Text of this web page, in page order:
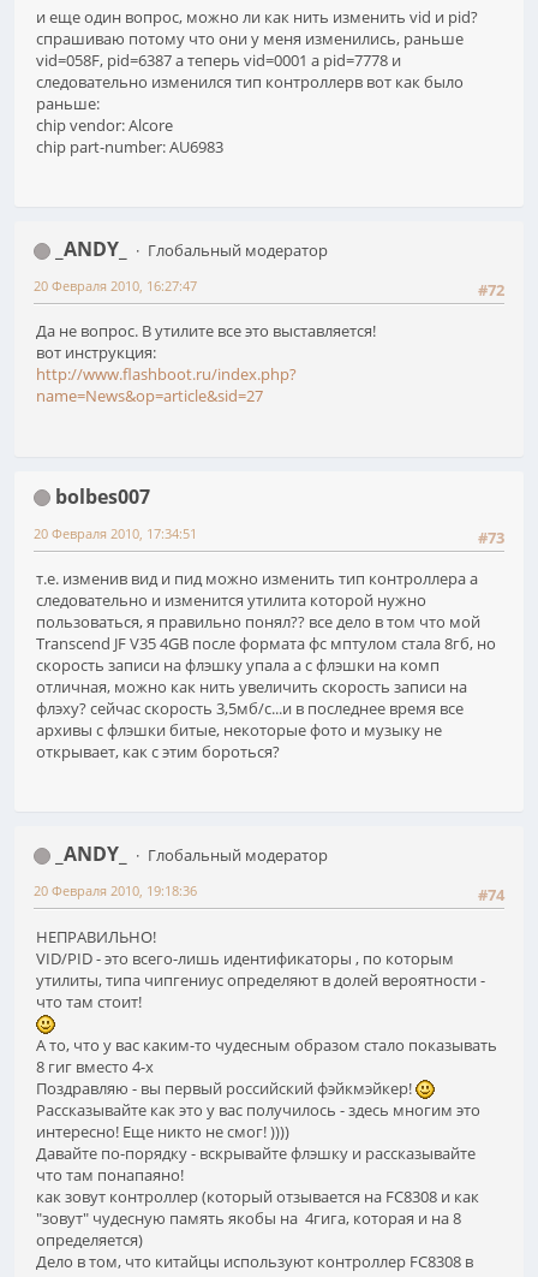
и еще один вопрос, можно ли как нить изменить vid и pid?
спрашиваю потому что они у меня изменились, раньше
vid=058F, pid=6387 а теперь vid=0001 а pid=7778 и
следовательно изменился тип контроллерв вот как было
раньше:
chip vendor: Alcore
chip part-number: AU6983
_ANDY_
Глобальный модератор
#72
20 Февраля 2010, 16:27:47
Да не вопрос. В утилите все это выставляется!
вот инструкция:
http://www.flashboot.ru/index.php?
name=News&op=article&sid=27
bolbes007
#73
20 Февраля 2010, 17:34:51
т.е. изменив вид и пид можно изменить тип контроллера а
следовательно и изменится утилита которой нужно
пользоваться, я правильно понял?? все дело в том что мой
Transcend JF V35 4GB после формата фс мптулом стала 8гб, но
скорость записи на флэшку упала а с флэшки на комп
отличная, можно как нить увеличить скорость записи на
флэху? сейчас скорость 3,5мб/с...и в последнее время все
архивы с флэшки битые, некоторые фото и музыку не
открывает, как с этим бороться?
_ANDY_
Глобальный модератор
#74
20 Февраля 2010, 19:18:36
НЕПРАВИЛЬНО!
VID/PID - это всего-лишь идентификаторы , по которым
утилиты, типа чипгениус определяют в долей вероятности -
что там стоит!
А то, что у вас каким-то чудесным образом стало показывать
8 гиг вместо 4-х
Поздравляю - вы первый российский фэйкмэйкер!
Рассказывайте как это у вас получилось - здесь многим это
интересно! Еще никто не смог! ))))
Давайте по-порядку - вскрывайте флэшку и рассказывайте
что там понапаяно!
как зовут контроллер (который отзывается на FC8308 и как
"зовут" чудесную память якобы на 4гига, которая и на 8
определяется)
Дело в том, что китайцы используют контроллер FC8308 в